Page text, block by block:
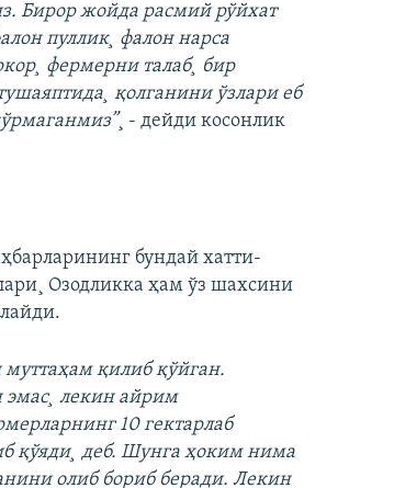
Бирор жойда расмий рўйхат
пуллик¸ фалон нарса
фермерни талаб¸ бир
қолганини ўзлари еб
¸ - дейди косонлик
бундай хатти-
Озодликка ҳам ўз шахсини
қилиб қўйган.
лекин айрим
10 гектарлаб
қўяди¸ деб. Шунга ҳоким нима
олиб бориб беради. Лекин